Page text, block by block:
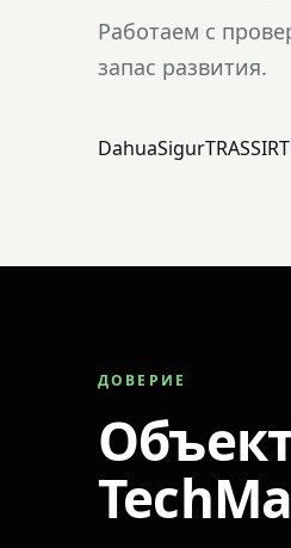
Работаем с
запас развития.
DahuaSigurTRASSIR
ДОВЕРИЕ